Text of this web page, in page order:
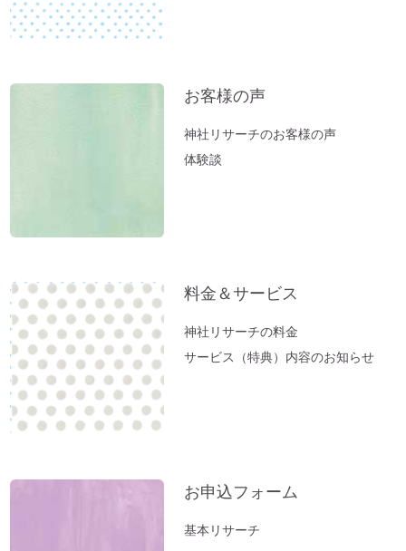
お客様の声
神社リサーチのお客様の声
体験談
料金＆サービス
神社リサーチの料金
サービス（特典）内容のお知らせ
お申込フォーム
基本リサーチ